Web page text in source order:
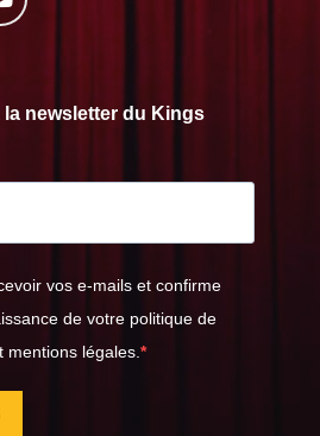
la newsletter du Kings
vos e-mails et confirme
de votre politique de
mentions légales.